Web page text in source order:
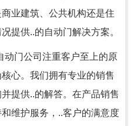
业建筑、公共机构还是住
提供..的自动门解决方案。
动门公司注重客户至上的原
心。我们拥有专业的销售
提供..的解答。在产品销售
维护服务，..客户的满意度